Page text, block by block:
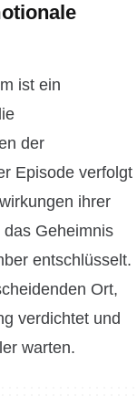
ist ein
der
Episode verfolgt
ihrer
Geheimnis
entschlüsselt.
Ort,
verdichtet und
warten.